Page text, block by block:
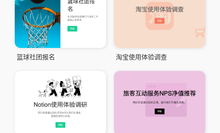
篮球社团报名 淘宝使用体验调查